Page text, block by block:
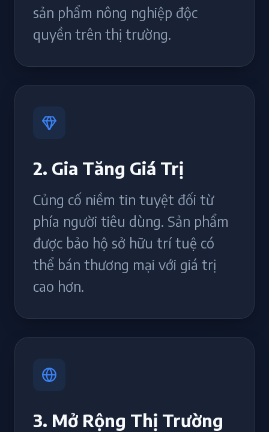
sản phẩm nông nghiệp độc
quyền trên thị trường.
2. Gia Tăng Giá Trị
Củng cố niềm tin tuyệt đối từ
phía người tiêu dùng. Sản phẩm
được bảo hộ sở hữu trí tuệ có
thể bán thương mại với giá trị
cao hơn.
3. Mở Rộng Thị Trường